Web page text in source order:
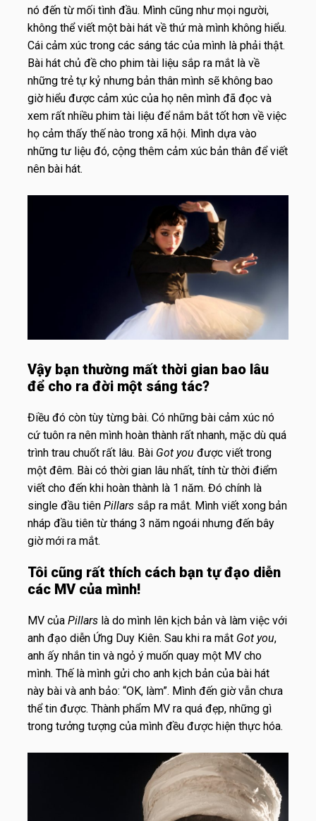
nó đến từ mối tình đầu. Mình cũng như mọi người,
không thể viết một bài hát về thứ mà mình không hiểu.
Cái cảm xúc trong các sáng tác của mình là phải thật.
Bài hát chủ đề cho phim tài liệu sắp ra mắt là về
những trẻ tự kỷ nhưng bản thân mình sẽ không bao
giờ hiểu được cảm xúc của họ nên mình đã đọc và
xem rất nhiều phim tài liệu để nắm bắt tốt hơn về việc
họ cảm thấy thế nào trong xã hội. Mình dựa vào
những tư liệu đó, cộng thêm cảm xúc bản thân để viết
nên bài hát.
Vậy bạn thường mất thời gian bao lâu
để cho ra đời một sáng tác?
Điều đó còn tùy từng bài. Có những bài cảm xúc nó
cứ tuôn ra nên mình hoàn thành rất nhanh, mặc dù quá
trình trau chuốt rất lâu. Bài Got you được viết trong
một đêm. Bài có thời gian lâu nhất, tính từ thời điểm
viết cho đến khi hoàn thành là 1 năm. Đó chính là
single đầu tiên Pillars sắp ra mắt. Mình viết xong bản
nháp đầu tiên từ tháng 3 năm ngoái nhưng đến bây
giờ mới ra mắt.
Tôi cũng rất thích cách bạn tự đạo diễn
các MV của mình!
MV của Pillars là do mình lên kịch bản và làm việc với
anh đạo diễn Ứng Duy Kiên. Sau khi ra mắt Got you,
anh ấy nhắn tin và ngỏ ý muốn quay một MV cho
mình. Thế là mình gửi cho anh kịch bản của bài hát
này bài và anh bảo: “OK, làm”. Mình đến giờ vẫn chưa
thể tin được. Thành phẩm MV ra quá đẹp, những gì
trong tưởng tượng của mình đều được hiện thực hóa.